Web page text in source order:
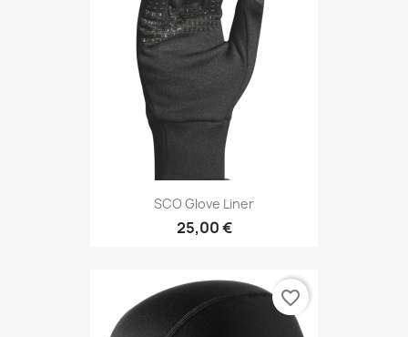
SCO Glove Liner
25,00 €
favorite_border